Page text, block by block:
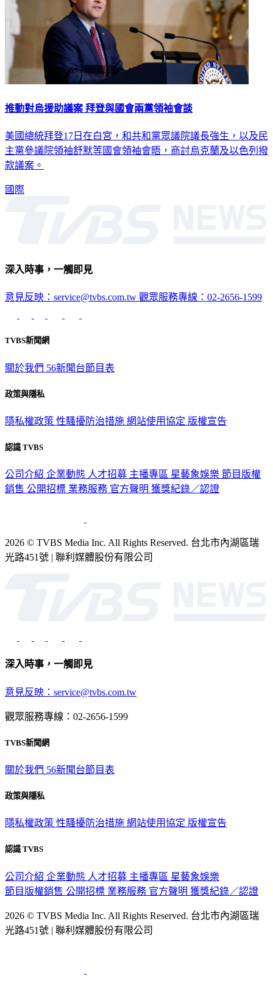
推動對烏援助議案 拜登與國會兩黨領袖會談
美國總統拜登17日在白宮，和共和黨眾議院議長強生，以及民
主黨參議院領袖舒默等國會領袖會晤，商討烏克蘭及以色列撥
款議案。
國際
深入時事，一觸即見
意見反映：service@tvbs.com.tw 觀眾服務專線：02-2656-1599
TVBS新聞網
關於我們 56新聞台節目表
政策與隱私
隱私權政策 性騷擾防治措施 網站使用協定 版權宣告
認識 TVBS
公司介紹 企業動態 人才招募 主播專區 星藝象娛樂 節目版權
銷售 公開招標 業務服務 官方聲明 獲獎紀錄／認證
2026 © TVBS Media Inc. All Rights Reserved. 台北市內湖區瑞
光路451號 | 聯利媒體股份有限公司
深入時事，一觸即見
意見反映：service@tvbs.com.tw
觀眾服務專線：02-2656-1599
TVBS新聞網
關於我們 56新聞台節目表
政策與隱私
隱私權政策 性騷擾防治措施 網站使用協定 版權宣告
認識 TVBS
公司介紹 企業動態 人才招募 主播專區 星藝象娛樂
節目版權銷售 公開招標 業務服務 官方聲明 獲獎紀錄／認證
2026 © TVBS Media Inc. All Rights Reserved. 台北市內湖區瑞
光路451號 | 聯利媒體股份有限公司